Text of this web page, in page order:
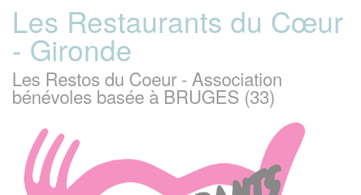
Les Restaurants du Cœur
- Gironde
Les Restos du Coeur - Association
bénévoles basée à BRUGES (33)